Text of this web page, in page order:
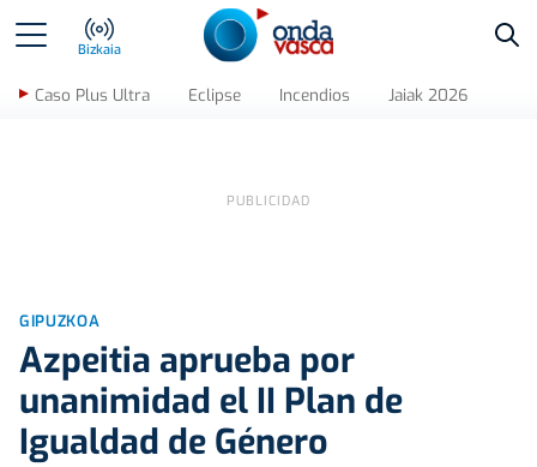
Bizkaia
Caso Plus Ultra Eclipse Incendios Jaiak 2026
GIPUZKOA
Azpeitia aprueba por
unanimidad el II Plan de
Igualdad de Género